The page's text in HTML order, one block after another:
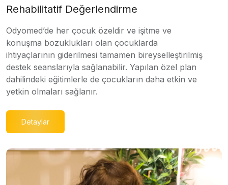
Rehabilitatif Değerlendirme
Odyomed’de her çocuk özeldir ve işitme ve
konuşma bozuklukları olan çocuklarda
ihtiyaçlarının giderilmesi tamamen bireyselleştirilmiş
destek seanslarıyla sağlanabilir. Yapılan özel plan
dahilindeki eğitimlerle de çocukların daha etkin ve
yetkin olmaları sağlanır.
Detaylar